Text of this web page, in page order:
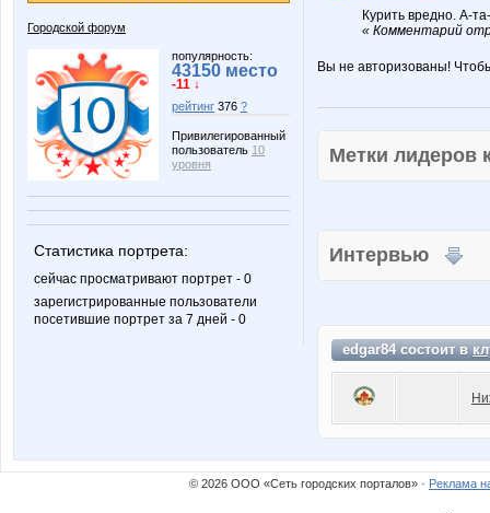
Городской форум
популярность:
43150 место
-11 ↓
рейтинг 376 ?
Привилегированный
пользователь 10
уровня
Статистика портрета:
сейчас просматривают портрет - 0
зарегистрированные пользователи
посетившие портрет за 7 дней - 0
Курить вредно. А-
« Комментарий
Вы не авторизованы!
Метки
Интервью
edgar84 состоит в
© 2026 ООО «Сеть городских порталов» · Реклама